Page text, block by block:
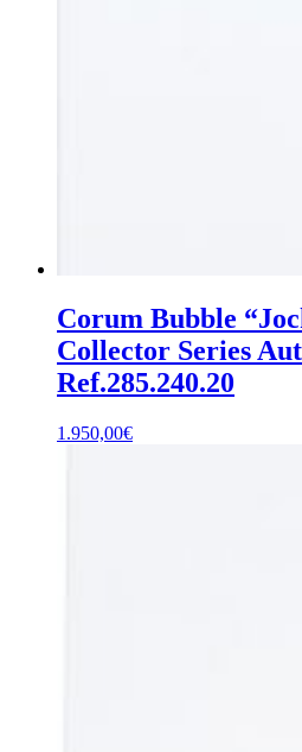
Corum Bubble
Collector Series
Ref.285.240.20
1.950,00€